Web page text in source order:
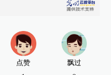
点赞 飘过